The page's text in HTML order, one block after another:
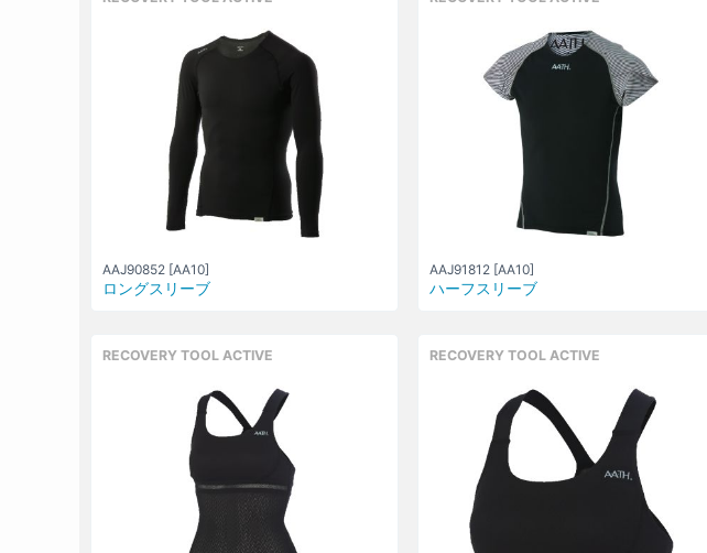
AAJ90852 [AA10]
ロングスリーブ
AAJ91812 [AA10]
ハーフスリーブ
RECOVERY TOOL ACTIVE RECOVERY TOOL ACTIVE